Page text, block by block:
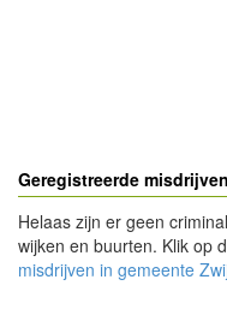
Geregistreerde
Helaas zijn er geen
wijken en buurten. Klik op
misdrijven in gemeente